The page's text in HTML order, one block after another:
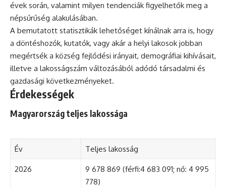
évek során, valamint milyen tendenciák figyelhetők meg a
népsűrűség alakulásában.
A bemutatott statisztikák lehetőséget kínálnak arra is, hogy
a döntéshozók, kutatók, vagy akár a helyi lakosok jobban
megértsék a község fejlődési irányait, demográfiai kihívásait,
illetve a lakosságszám változásából adódó társadalmi és
gazdasági következményeket.
Érdekességek
Magyarország teljes lakossága
Év Teljes lakosság
2026
9 678 869 (férfi:4 683 091; nő: 4 995
778)